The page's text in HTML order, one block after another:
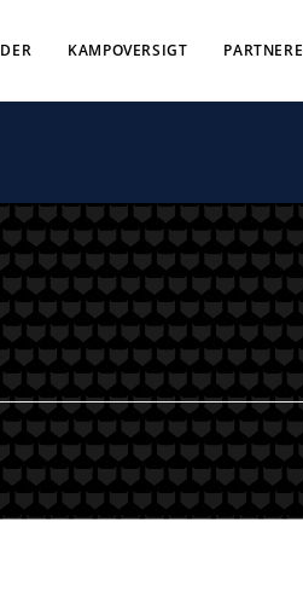
KAMPOVERSIGT PARTNERE
på alle niveauer.
der kører bagerst og samler